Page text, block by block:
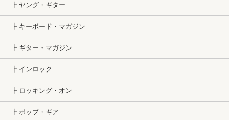
┣ ヤング・ギター
┣ キーボード・マガジン
┣ ギター・マガジン
┣ インロック
┣ ロッキング・オン
┣ ポップ・ギア